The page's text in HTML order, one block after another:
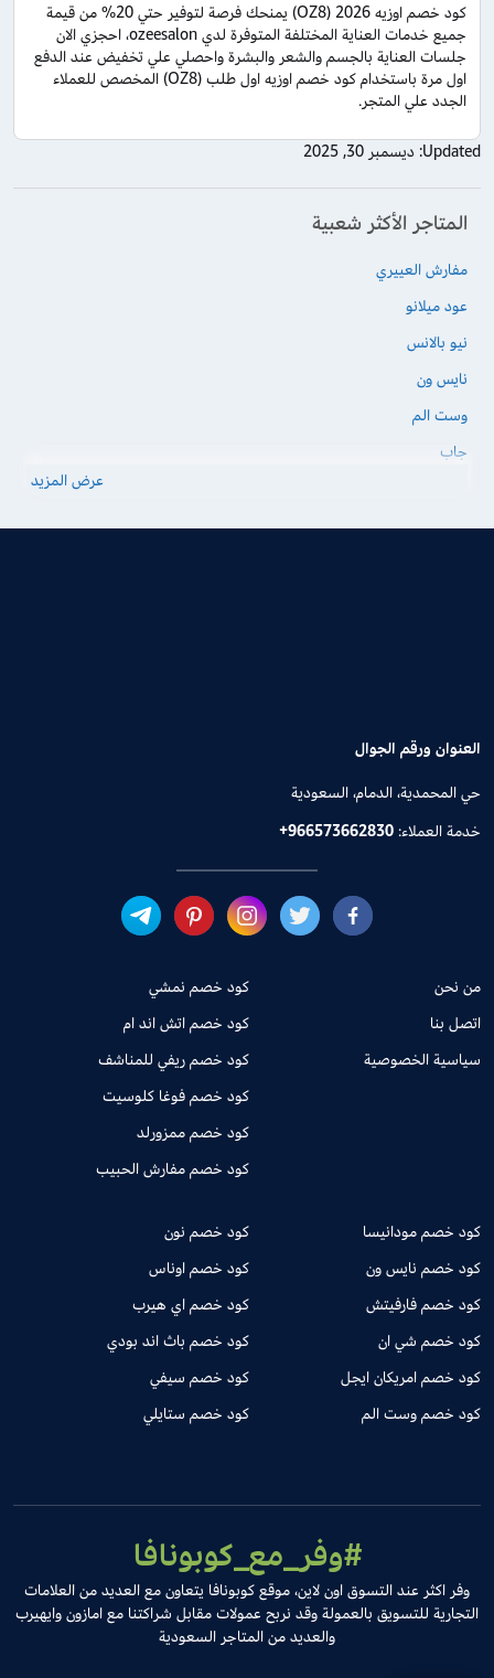
كود خصم اوزيه 2026 (OZ8) يمنحك فرصة لتوفير حتي 20% من قيمة
جميع خدمات العناية المختلفة المتوفرة لدي ozeesalon، احجزي الان
جلسات العناية بالجسم والشعر والبشرة واحصلي علي تخفيض عند الدفع
اول مرة باستخدام كود خصم اوزيه اول طلب (OZ8) المخصص للعملاء
الجدد علي المتجر.
Updated: ديسمبر 30, 2025
المتاجر الأكثر شعبية
مفارش العييري
عود ميلانو
نيو بالانس
نايس ون
وست الم
جاب
عرض المزيد
العنوان ورقم الجوال
حي المحمدية، الدمام، السعودية
خدمة العملاء:+966573662830
من نحن
اتصل بنا
سياسية الخصوصية
كود خصم نمشي
كود خصم اتش اند ام
كود خصم ريفي للمناشف
كود خصم فوغا كلوسيت
كود خصم ممزورلد
كود خصم مفارش الحبيب
كود خصم مودانيسا
كود خصم نايس ون
كود خصم فارفيتش
كود خصم شي ان
كود خصم امريكان ايجل
كود خصم وست الم
كود خصم نون
كود خصم اوناس
كود خصم اي هيرب
كود خصم باث اند بودي
كود خصم سيفي
كود خصم ستايلي
#وفر_مع_كوبونافا
وفر اكثر عند التسوق اون لاين، موقع كوبونافا يتعاون مع العديد من العلامات
التجارية للتسويق بالعمولة وقد نربح عمولات مقابل شراكتنا مع امازون وايهيرب
والعديد من المتاجر السعودية